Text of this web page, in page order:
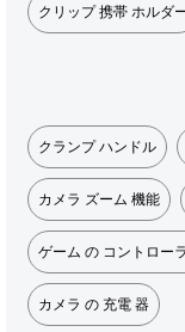
クリップ 携帯 ホルダ
クランプ ハンドル
カメラ ズーム 機能
ゲーム の コントロー
カメラ の 充電 器